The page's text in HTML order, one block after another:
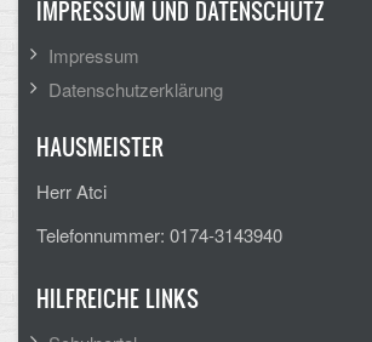
IMPRESSUM UND DATENSCHUTZ
Impressum
Datenschutzerklärung
HAUSMEISTER
Herr Atci
Telefonnummer: 0174-3143940
HILFREICHE LINKS